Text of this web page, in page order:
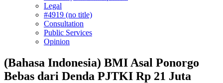
Legal
#4919 (no title)
Consultation
Public Services
Opinion
(Bahasa Indonesia) BMI Asal Ponorgo
Bebas dari Denda PJTKI Rp 21 Juta